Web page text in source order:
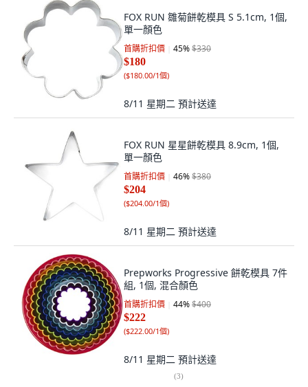
FOX RUN 雛菊餅乾模具 S 5.1cm, 1個,
單一顏色
首購折扣價 45%$330
$180
($180.00/1個)
8/11 星期二 預計送達
FOX RUN 星星餅乾模具 8.9cm, 1個,
單一顏色
首購折扣價 46%$380
$204
($204.00/1個)
8/11 星期二 預計送達
Prepworks Progressive 餅乾模具 7件
組, 1個, 混合顏色
首購折扣價 44%$400
$222
($222.00/1個)
8/11 星期二 預計送達
(3)